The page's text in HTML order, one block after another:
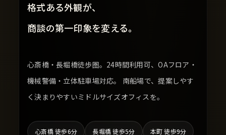
格式ある外観が、
商談の第一印象を変える。
心斎橋・長堀橋徒歩圏。24時間利用可、OAフロア・
機械警備・立体駐車場対応。 南船場で、提案しやす
く決まりやすいミドルサイズオフィスを。
心斎橋 徒歩6分 長堀橋 徒歩5分 本町 徒歩9分